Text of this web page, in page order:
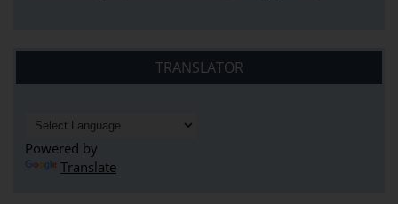
TRANSLATOR
Powered by
Translate